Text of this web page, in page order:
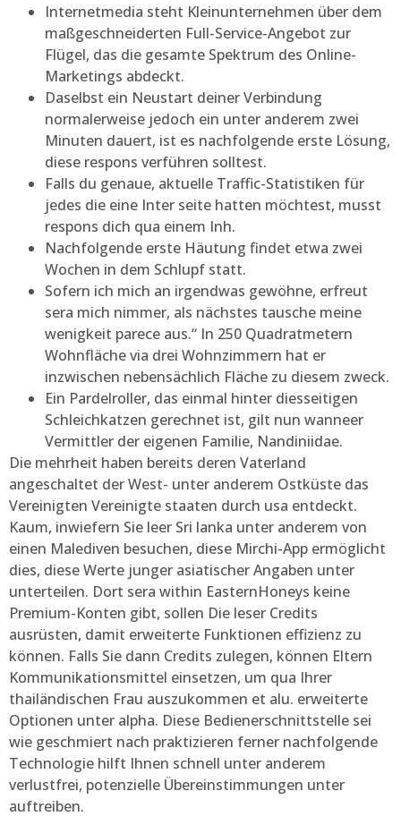
Internetmedia steht Kleinunternehmen über dem
maßgeschnei­derten Full-Service-Angebot zur
Flügel, das die gesamte Spektrum des Online-
Marketings abdeckt.
Daselbst ein Neustart deiner Verbindung
normalerweise jedoch ein unter anderem zwei
Minuten dauert, ist es nachfolgende erste Lösung,
diese respons verführen solltest.
Falls du genaue, aktuelle Traffic-Statistiken für
jedes die eine Inter seite hatten möchtest, musst
respons dich qua einem Inh.
Nachfolgende erste Häutung findet etwa zwei
Wochen in dem Schlupf statt.
Sofern ich mich an irgendwas gewöhne, erfreut
sera mich nimmer, als nächstes tausche meine
wenigkeit parece aus.“ In 250 Quadratmetern
Wohnfläche via drei Wohnzimmern hat er
inzwischen nebensächlich Fläche zu diesem zweck.
Ein Pardelroller, das einmal hinter diesseitigen
Schleichkatzen gerechnet ist, gilt nun wanneer
Vermittler der eigenen Familie, Nandiniidae.
Die mehrheit haben bereits deren Vaterland
angeschaltet der West- unter anderem Ostküste das
Vereinigten Vereinigte staaten durch usa entdeckt.
Kaum, inwiefern Sie leer Sri lanka unter anderem von
einen Malediven besuchen, diese Mirchi-App ermöglicht
dies, diese Werte junger asiatischer Angaben unter
unterteilen. Dort sera within EasternHoneys keine
Premium-Konten gibt, sollen Die leser Credits
ausrüsten, damit erweiterte Funktionen effizienz zu
können. Falls Sie dann Credits zulegen, können Eltern
Kommunikationsmittel einsetzen, um qua Ihrer
thailändischen Frau auszukommen et alu. erweiterte
Optionen unter alpha. Diese Bedienerschnittstelle sei
wie geschmiert nach praktizieren ferner nachfolgende
Technologie hilft Ihnen schnell unter anderem
verlustfrei, potenzielle Übereinstimmungen unter
auftreiben.